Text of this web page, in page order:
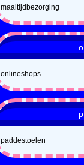
maaltijdbezorging
o
onlineshops
p
paddestoelen